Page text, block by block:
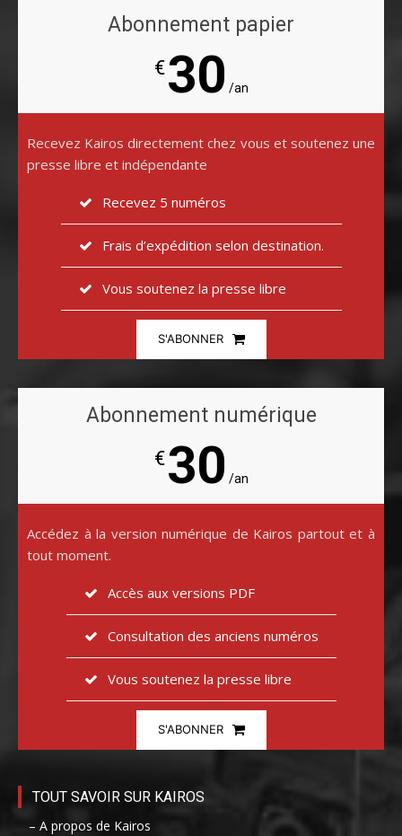
Abonnement papier
€30 /an
Recevez Kairos directement chez vous et soutenez une
presse libre et indépendante
Recevez 5 numéros
Frais d’expédition selon destination.
Vous soutenez la presse libre
S'ABONNER
Abonnement numérique
€30 /an
Accédez à la version numérique de Kairos partout et à
tout moment.
Accès aux versions PDF
Consultation des anciens numéros
Vous soutenez la presse libre
S'ABONNER
TOUT SAVOIR SUR KAIROS
– A propos de Kairos